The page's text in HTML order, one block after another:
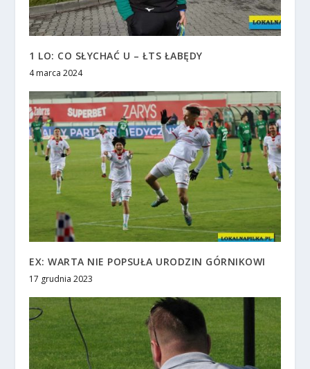
1 LO: CO SŁYCHAĆ U – ŁTS ŁABĘDY
4 marca 2024
EX: WARTA NIE POPSUŁA URODZIN GÓRNIKOWI
17 grudnia 2023